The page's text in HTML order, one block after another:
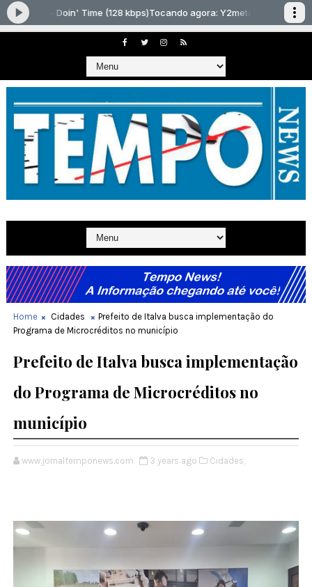
Home Cidades
Prefeito de Italva busca implementação do
Programa de Microcréditos no município
Prefeito de Italva busca implementação
do Programa de Microcréditos no
município
www.jornaltemponews.com 3 years ago Cidades,